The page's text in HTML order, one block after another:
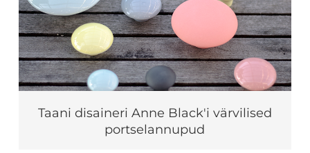
Taani disaineri Anne Black'i värvilised
portselannupud